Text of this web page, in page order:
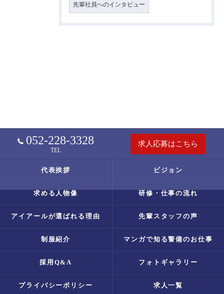
先輩社員へのインタビュー
052-228-3328
TEL
求人応募はこちら
代表挨拶 ビジョン
求める人物像 研修・仕事の流れ
アイアールが選ばれる理由 先輩スタッフの声
制服紹介 マンガで知る警備のお仕事
採用Q&A フォトギャラリー
プライバシーポリシー 求人一覧